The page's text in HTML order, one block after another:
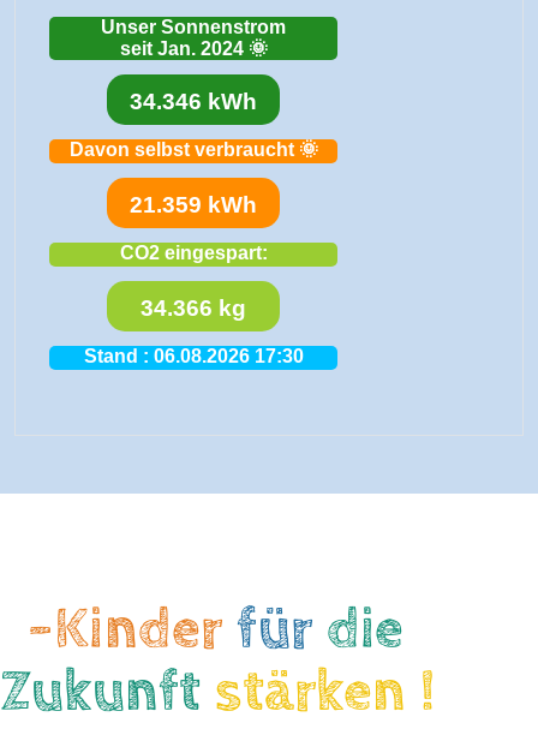
-Kinder für die
Zukunft stärken !